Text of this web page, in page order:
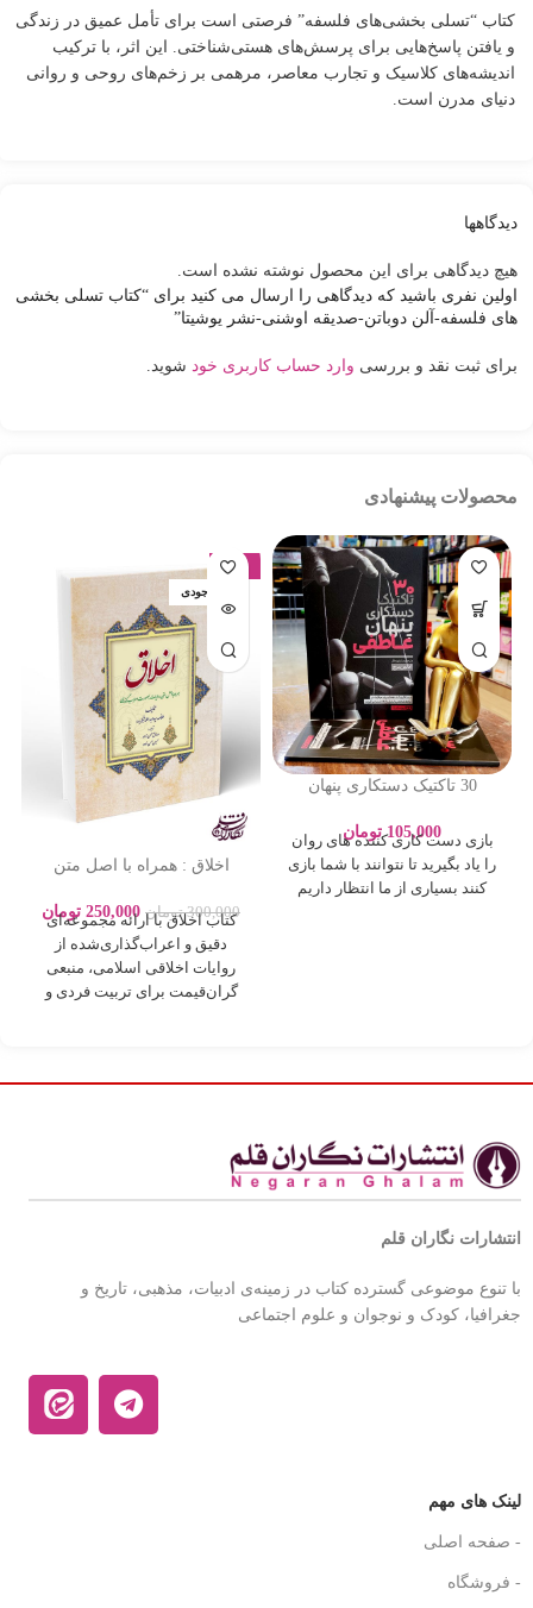
کتاب “تسلی بخشی‌های فلسفه” فرصتی است برای تأمل عمیق در زندگی
و یافتن پاسخ‌هایی برای پرسش‌های هستی‌شناختی. این اثر، با ترکیب
اندیشه‌های کلاسیک و تجارب معاصر، مرهمی بر زخم‌های روحی و روانی
دنیای مدرن است.
دیدگاهها
هیچ دیدگاهی برای این محصول نوشته نشده است.
اولین نفری باشید که دیدگاهی را ارسال می کنید برای “کتاب تسلی بخشی
های فلسفه-آلن دوباتن-صدیقه اوشنی-نشر یوشیتا”
برای ثبت نقد و بررسی وارد حساب کاربری خود شوید.
محصولات پیشنهادی
30 تاکتیک دستکاری پنهان
پورباقر – نشر یوشیتا
105,000 تومان
بازی دست کاری کننده های روان
را یاد بگیرید تا نتوانند با شما بازی
کنند بسیاری از ما انتظار داریم
-17%
اتمام موجودی
اخلاق : همراه با اصل متن
300,000 تومان 250,000 تومان
کتاب اخلاق با ارائه مجموعه‌ای
دقیق و اعراب‌گذاری‌شده از
روایات اخلاقی اسلامی، منبعی
گران‌قیمت برای تربیت فردی و
انتشارات نگاران قلم
با تنوع موضوعی گسترده کتاب در زمینه‌ی ادبیات، مذهبی، تاریخ و
جغرافیا، کودک و نوجوان و علوم اجتماعی
لینک های مهم
- صفحه اصلی
- فروشگاه